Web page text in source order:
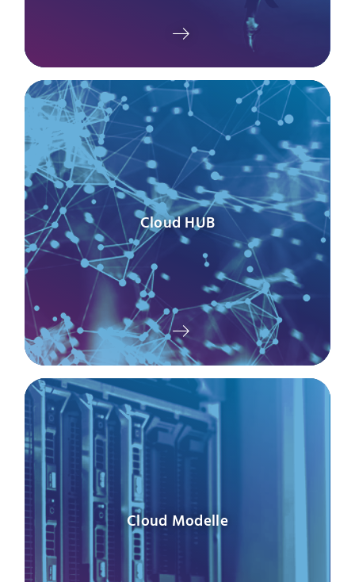
Cloud HUB
Cloud Modelle